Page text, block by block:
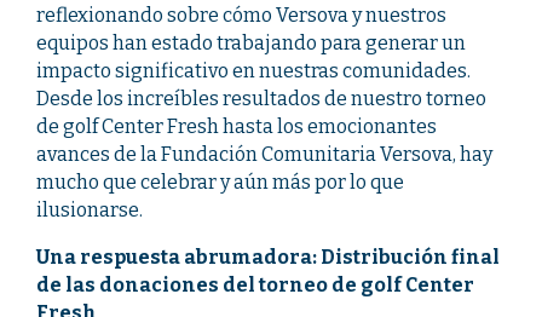
reflexionando sobre cómo Versova y nuestros
equipos han estado trabajando para generar un
impacto significativo en nuestras comunidades.
Desde los increíbles resultados de nuestro torneo
de golf Center Fresh hasta los emocionantes
avances de la Fundación Comunitaria Versova, hay
mucho que celebrar y aún más por lo que
ilusionarse.
Una respuesta abrumadora: Distribución final
de las donaciones del torneo de golf Center